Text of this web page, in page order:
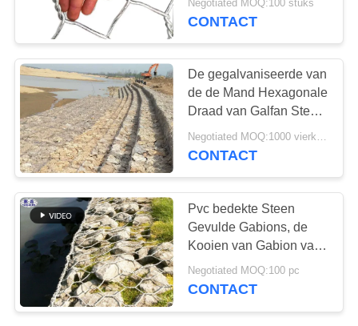
SITEMAP
PRIVACYBELEID
Muurbescherming
Negotiated MOQ:100 stuks
CONTACT
De gegalvaniseerde van
de de Mand Hexagonale
Draad van Galfan Steen
Gevulde Gabions
Kooien van de het
Negotiated MOQ:1000 vierkante meter
CONTACT
Pvc bedekte Steen
Gevulde Gabions, de
Kooien van Gabion van
de Steen Behoudende
Muur met een laag
Negotiated MOQ:100 pc
CONTACT